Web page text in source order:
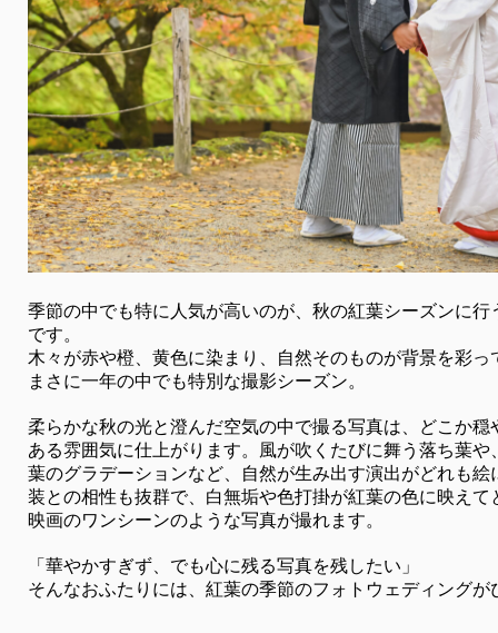
季節の中でも特に人気が高いのが、秋の紅葉シーズンに行
です。
木々が赤や橙、黄色に染まり、自然そのものが背景を彩っ
まさに一年の中でも特別な撮影シーズン。
柔らかな秋の光と澄んだ空気の中で撮る写真は、どこか穏
ある雰囲気に仕上がります。風が吹くたびに舞う落ち葉や
葉のグラデーションなど、自然が生み出す演出がどれも絵
装との相性も抜群で、白無垢や色打掛が紅葉の色に映えて
映画のワンシーンのような写真が撮れます。
「華やかすぎず、でも心に残る写真を残したい」
そんなおふたりには、紅葉の季節のフォトウェディングが